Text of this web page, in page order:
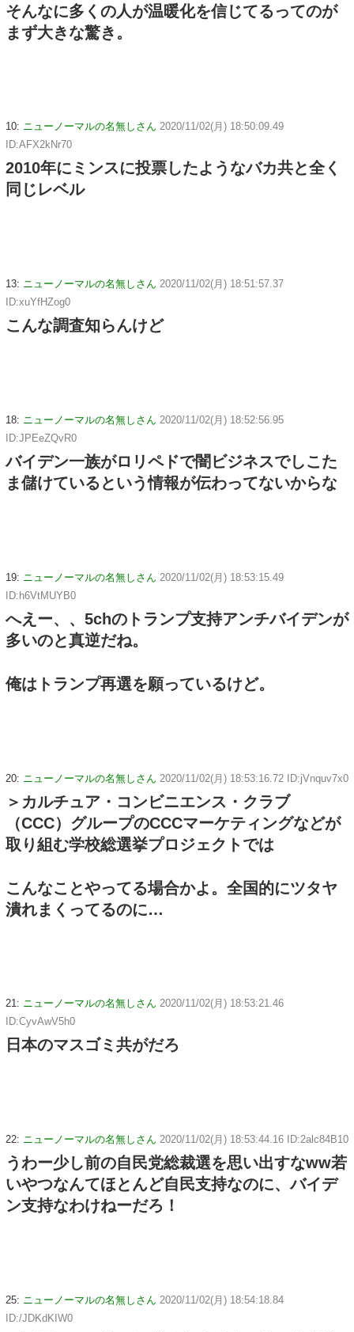
そんなに多くの人が温暖化を信じてるってのが
まず大きな驚き。
10: ニューノーマルの名無しさん 2020/11/02(月) 18:50:09.49
ID:AFX2kNr70
2010年にミンスに投票したようなバカ共と全く
同じレベル
13: ニューノーマルの名無しさん 2020/11/02(月) 18:51:57.37
ID:xuYfHZog0
こんな調査知らんけど
18: ニューノーマルの名無しさん 2020/11/02(月) 18:52:56.95
ID:JPEeZQvR0
バイデン一族がロリペドで闇ビジネスでしこた
ま儲けているという情報が伝わってないからな
19: ニューノーマルの名無しさん 2020/11/02(月) 18:53:15.49
ID:h6VtMUYB0
へえー、、5chのトランプ支持アンチバイデンが
多いのと真逆だね。
俺はトランプ再選を願っているけど。
20: ニューノーマルの名無しさん 2020/11/02(月) 18:53:16.72 ID:jVnquv7x0
＞カルチュア・コンビニエンス・クラブ
（CCC）グループのCCCマーケティングなどが
取り組む学校総選挙プロジェクトでは
こんなことやってる場合かよ。全国的にツタヤ
潰れまくってるのに…
21: ニューノーマルの名無しさん 2020/11/02(月) 18:53:21.46
ID:CyvAwV5h0
日本のマスゴミ共がだろ
22: ニューノーマルの名無しさん 2020/11/02(月) 18:53:44.16 ID:2alc84B10
うわー少し前の自民党総裁選を思い出すなww若
いやつなんてほとんど自民支持なのに、バイデ
ン支持なわけねーだろ！
25: ニューノーマルの名無しさん 2020/11/02(月) 18:54:18.84
ID:/JDKdKIW0